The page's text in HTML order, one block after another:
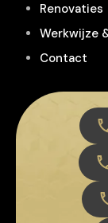
Renovaties
Werkwijze
Contact